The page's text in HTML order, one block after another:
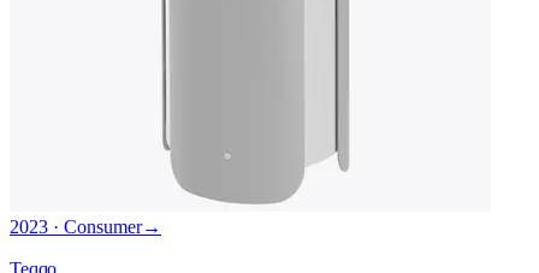
2023 · Consumer→